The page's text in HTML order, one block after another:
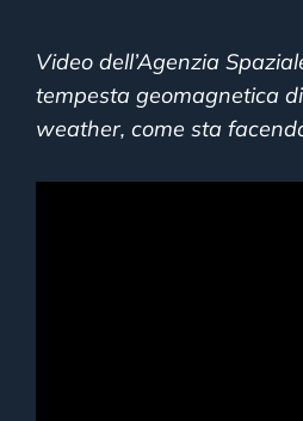
Video dell’Agenzia
tempesta geomagnetica
weather, come sta